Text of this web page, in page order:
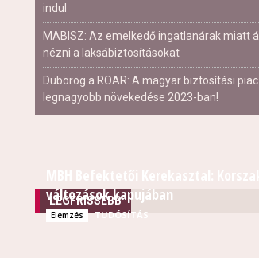
indul
MABISZ: Az emelkedő ingatlanárak miatt
nézni a laksábiztosításokat
Dübörög a ROAR: A magyar biztosítási piac
legnagyobb növekedése 2023-ban!
LEGFRISSEBB
változások kapujában
Elemzés TUDÓSÍTÁS